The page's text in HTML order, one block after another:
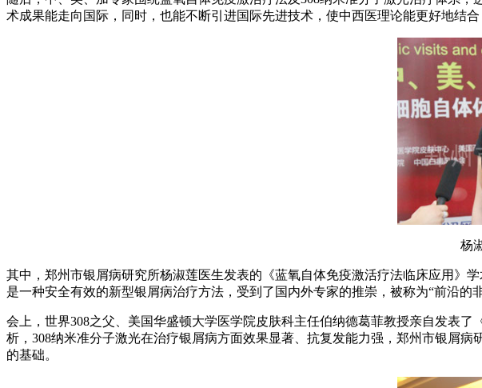
术成果能走向国际，同时，也能不断引进国际先进技术，使中西医理论能更好地结
杨
其中，郑州市银屑病研究所杨淑莲医生发表的《蓝氧自体免疫激活疗法临床应用》
是一种安全有效的新型银屑病治疗方法，受到了国内外专家的推崇，被称为“前沿的
会上，世界308之父、美国华盛顿大学医学院皮肤科主任伯纳德葛菲教授亲自发表
析，308纳米准分子激光在治疗银屑病方面效果显著、抗复发能力强，郑州市银屑
的基础。